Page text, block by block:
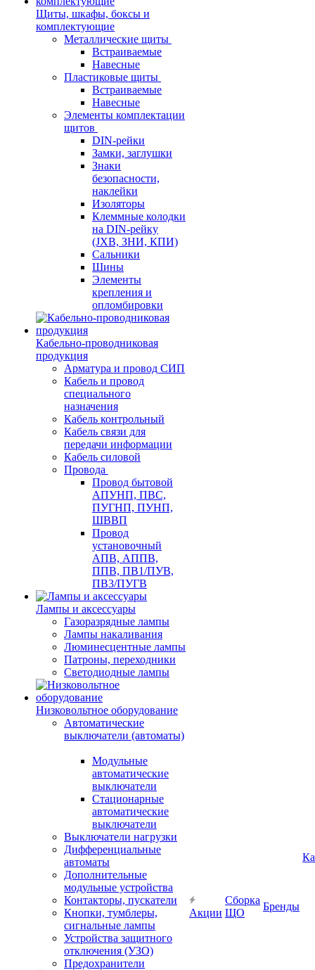
Щиты, шкафы, боксы и
комплектующие
Металлические щиты
Встраиваемые
Навесные
Пластиковые щиты
Встраиваемые
Навесные
Элементы комплектации
щитов
DIN-рейки
Замки, заглушки
Знаки
безопасности,
наклейки
Изоляторы
Клеммные колодки
на DIN-рейку
(JXB, ЗНИ, КПИ)
Сальники
Шины
Элементы
крепления и
опломбировки
Кабельно-проводниковая
продукция
Арматура и провод СИП
Кабель и провод
специального
назначения
Кабель контрольный
Кабель связи для
передачи информации
Кабель силовой
Провода
Провод бытовой
АПУНП, ПВС,
ПУГНП, ПУНП,
ШВВП
Провод
установочный
АПВ, АППВ,
ППВ, ПВ1/ПУВ,
ПВ3/ПУГВ
Лампы и аксессуары
Газоразрядные лампы
Лампы накаливания
Люминесцентные лампы
Патроны, переходники
Светодиодные лампы
Низковольтное оборудование
Автоматические
выключатели (автоматы)
Модульные
автоматические
выключатели
Стационарные
автоматические
выключатели
Выключатели нагрузки
Дифференциальные
автоматы
Дополнительные
модульные устройства
Контакторы, пускатели
Кнопки, тумблеры,
сигнальные лампы
Устройства защитного
отключения (УЗО)
Предохранители
Акции
Сборка
ЩО
Бренды